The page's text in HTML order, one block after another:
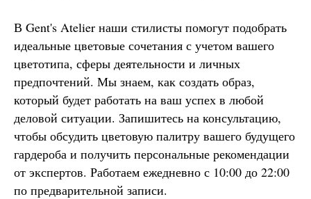
В Gent's Atelier наши стилисты помогут подобрать
идеальные цветовые сочетания с учетом вашего
цветотипа, сферы деятельности и личных
предпочтений. Мы знаем, как создать образ,
который будет работать на ваш успех в любой
деловой ситуации. Запишитесь на консультацию,
чтобы обсудить цветовую палитру вашего будущего
гардероба и получить персональные рекомендации
от экспертов. Работаем ежедневно с 10:00 до 22:00
по предварительной записи.